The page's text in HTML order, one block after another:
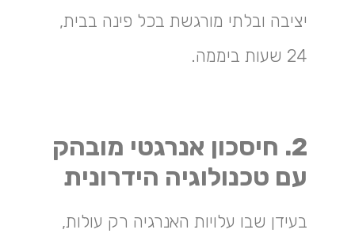
יציבה ובלתי מורגשת בכל פינה בבית,
24 שעות ביממה.
2. חיסכון אנרגטי מובהק
עם טכנולוגיה הידרונית
בעידן שבו עלויות האנרגיה רק עולות,